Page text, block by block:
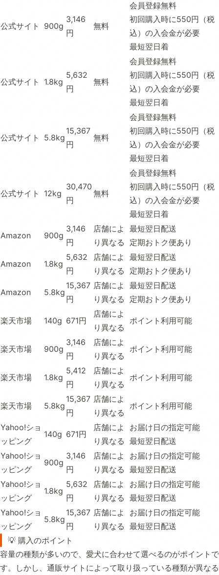
公式サイト 900g
3,146
円
無料
会員登録無料
初回購入時に550円（税
込）の入会金が必要
最短翌日着
公式サイト 1.8kg
5,632
円
無料
会員登録無料
初回購入時に550円（税
込）の入会金が必要
最短翌日着
公式サイト 5.8kg
15,367
円
無料
会員登録無料
初回購入時に550円（税
込）の入会金が必要
最短翌日着
公式サイト 12kg
30,470
円
無料
会員登録無料
初回購入時に550円（税
込）の入会金が必要
最短翌日着
Amazon 900g
3,146
円
店舗によ
り異なる
最短翌日配送
定期おトク便あり
Amazon 1.8kg
5,632
円
店舗によ
り異なる
最短翌日配送
定期おトク便あり
Amazon 5.8kg
15,367
円
店舗によ
り異なる
最短翌日配送
定期おトク便あり
楽天市場 140g 671円
店舗によ
り異なる
ポイント利用可能
楽天市場 900g
3,146
円
店舗によ
り異なる
ポイント利用可能
楽天市場 1.8kg
5,412
円
店舗によ
り異なる
ポイント利用可能
楽天市場 5.8kg
15,367
円
店舗によ
り異なる
ポイント利用可能
Yahoo!ショ
ッピング
140g 671円
店舗によ
り異なる
お届け日の指定可能
最短翌日配送
Yahoo!ショ
ッピング
900g
3,146
円
店舗によ
り異なる
お届け日の指定可能
最短翌日配送
Yahoo!ショ
ッピング
1.8kg
5,632
円
店舗によ
り異なる
お届け日の指定可能
最短翌日配送
Yahoo!ショ
ッピング
5.8kg
15,367
円
店舗によ
り異なる
お届け日の指定可能
最短翌日配送
💡 購入のポイント
容量の種類が多いので、愛犬に合わせて選べるのがポイントで
す。しかし、通販サイトによって取り扱っている種類が異なる